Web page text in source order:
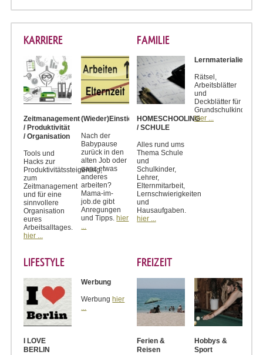
KARRIERE
Zeitmanagement
/ Produktivität
/ Organisation
Tools und
Hacks zur
Produktivitätssteigerung,
zum
Zeitmanagement
und für eine
sinnvollere
Organisation
eures
Arbeitsalltages.
hier ...
(Wieder)Einstieg
Nach der
Babypause
zurück in den
alten Job oder
ganz etwas
anderes
arbeiten?
Mama-im-
job.de gibt
Anregungen
und Tipps. hier
...
FAMILIE
HOMESCHOOLING
/ SCHULE
Alles rund ums
Thema Schule
und
Schulkinder,
Lehrer,
Elternmitarbeit,
Lernschwierigkeiten
und
Hausaufgaben.
hier ...
Lernmaterialien
Rätsel,
Arbeitsblätter
und
Deckblätter für
Grundschulkinder
hier ...
LIFESTYLE
I LOVE
BERLIN
Werbung
Werbung hier
...
FREIZEIT
Ferien &
Reisen
Hobbys &
Sport